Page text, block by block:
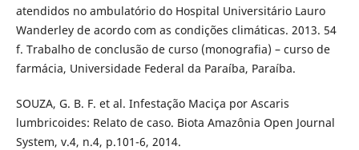
atendidos no ambulatório do Hospital Universitário Lauro
Wanderley de acordo com as condições climáticas. 2013. 54
f. Trabalho de conclusão de curso (monografia) – curso de
farmácia, Universidade Federal da Paraíba, Paraíba.
SOUZA, G. B. F. et al. Infestação Maciça por Ascaris
lumbricoides: Relato de caso. Biota Amazônia Open Journal
System, v.4, n.4, p.101-6, 2014.